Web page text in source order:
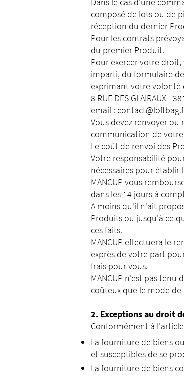
composé de lots ou de
réception du dernier
Pour les contrats
du premier Produit.
Pour exercer votre
imparti, du formulaire
exprimant votre volonté
8 RUE DES GLAIRAUX -
email :
Vous devez renvoyer ou
communication de
Le coût de renvoi des
Votre responsabilité
nécessaires pour
MANCUP vous
dans les 14 jours à
A moins qu'il n'ait
Produits ou jusqu'à ce
ces faits.
MANCUP effectuera le
exprès de votre part
frais pour vous.
MANCUP n'est pas
coûteux que le mode de
2. Exceptions au droit
Conformément à
La fourniture de biens
et susceptibles de se
La fourniture de biens